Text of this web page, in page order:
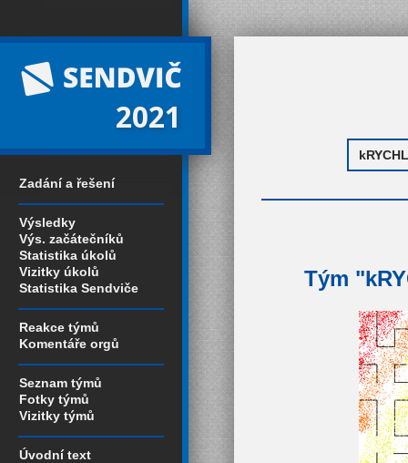
2021
Zadání a řešení
Výsledky
Výs. začátečníků
Statistika úkolů
Vizitky úkolů
Statistika Sendviče
Reakce týmů
Komentáře orgů
Seznam týmů
Fotky týmů
Vizitky týmů
Úvodní text
Tým